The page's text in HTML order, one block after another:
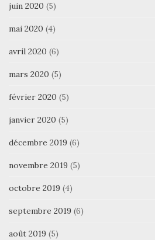
juin 2020 (5)
mai 2020 (4)
avril 2020 (6)
mars 2020 (5)
février 2020 (5)
janvier 2020 (5)
décembre 2019 (6)
novembre 2019 (5)
octobre 2019 (4)
septembre 2019 (6)
août 2019 (5)